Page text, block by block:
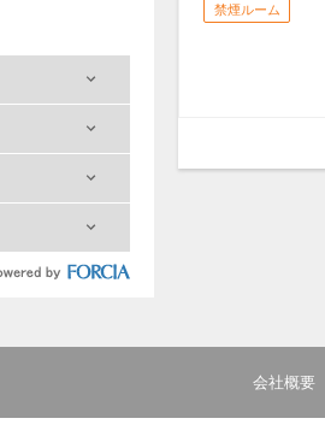
禁煙ルーム
会社概要